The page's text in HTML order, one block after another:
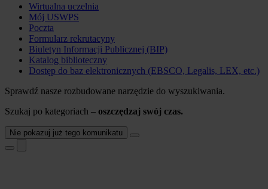
Wirtualna uczelnia
Mój USWPS
Poczta
Formularz rekrutacyny
Biuletyn Informacji Publicznej (BIP)
Katalog biblioteczny
Dostęp do baz elektronicznych (EBSCO, Legalis, LEX, etc.)
Sprawdź nasze rozbudowane narzędzie do wyszukiwania.
Szukaj po kategoriach – oszczędzaj swój czas.
Nie pokazuj już tego komunikatu